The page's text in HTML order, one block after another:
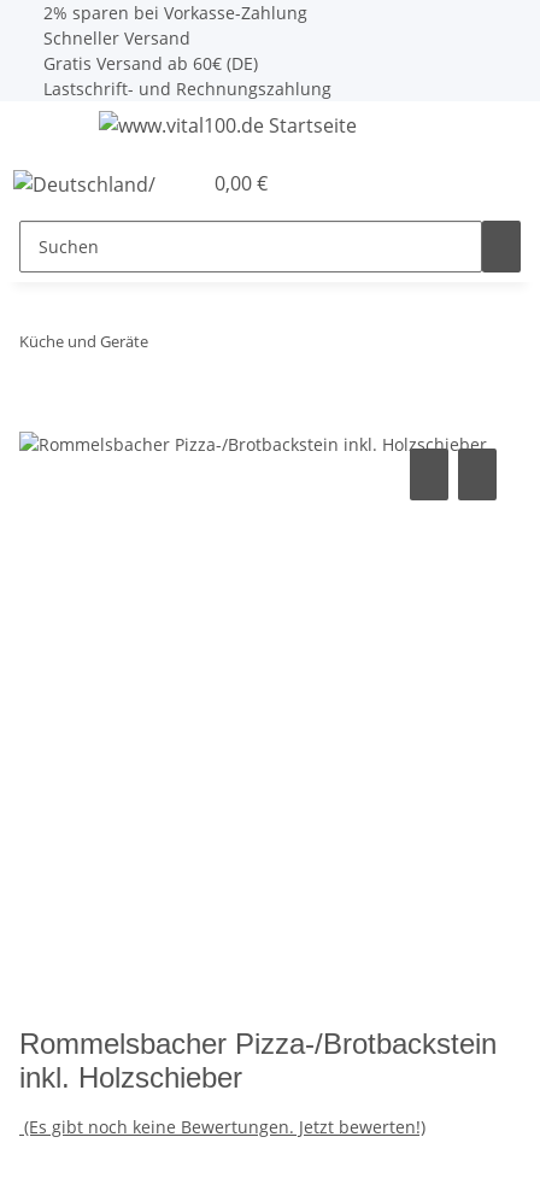
2% sparen bei Vorkasse-Zahlung
Schneller Versand
Gratis Versand ab 60€ (DE)
Lastschrift- und Rechnungszahlung
0,00 €
Küche und Geräte
Rommelsbacher Pizza-/Brotbackstein
inkl. Holzschieber
(Es gibt noch keine Bewertungen. Jetzt bewerten!)